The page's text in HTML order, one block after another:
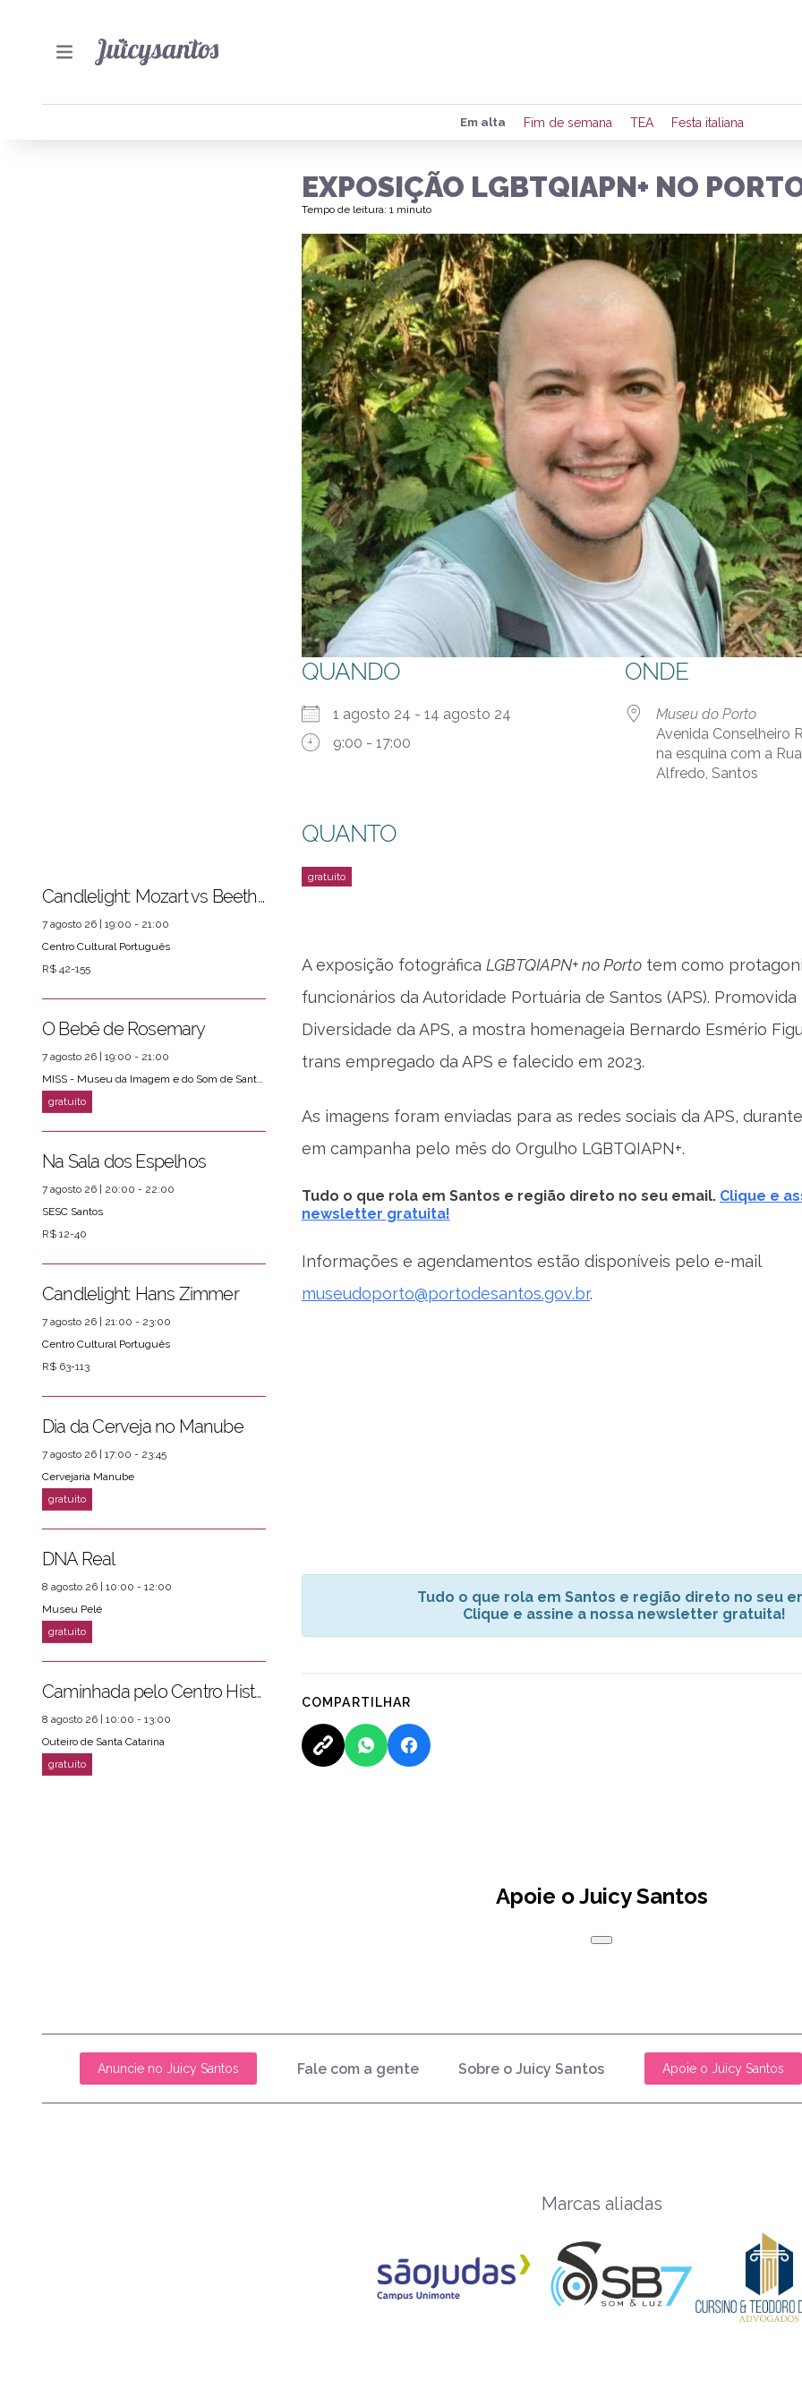
Preencha seus dados para
de eventos e notícias da
Quero
Em alta Fim de semana TEA Festa italiana
EXPOSIÇÃO LGBTQIAPN+ NO
Tempo de leitura: 1 minuto
QUANDO
1 agosto 24 - 14 agosto 24
9:00 - 17:00
ONDE
Museu do Porto
Avenida Conselheiro
na esquina com a
Alfredo, Santos
QUANTO
A exposição fotográfica LGBTQIAPN+ no Porto tem como
funcionários da Autoridade Portuária de Santos (APS).
Diversidade da APS, a mostra homenageia Bernardo Esmério
trans empregado da APS e falecido em 2023.
As imagens foram enviadas para as redes sociais da APS,
em campanha pelo mês do Orgulho LGBTQIAPN+.
Tudo o que rola em Santos e região direto no seu email. Clique e
newsletter gratuita!
Informações e agendamentos estão disponíveis pelo e-mail
museudoporto@portodesantos.gov.br.
Tudo o que rola em Santos e região direto no seu
Clique e assine a nossa newsletter gratuita!
COMPARTILHAR
Candlelight: Mozart vs Beethoven
7 agosto 26 | 19:00 - 21:00
Centro Cultural Português
R$ 42-155
O Bebê de Rosemary
7 agosto 26 | 19:00 - 21:00
MISS - Museu da Imagem e do Som de Santos
Na Sala dos Espelhos
7 agosto 26 | 20:00 - 22:00
SESC Santos
R$ 12-40
Candlelight: Hans Zimmer
7 agosto 26 | 21:00 - 23:00
Centro Cultural Português
R$ 63-113
Dia da Cerveja no Manube
7 agosto 26 | 17:00 - 23:45
Cervejaria Manube
DNA Real
8 agosto 26 | 10:00 - 12:00
Museu Pelé
Caminhada pelo Centro Histórico
8 agosto 26 | 10:00 - 13:00
Outeiro de Santa Catarina
Apoie o Juicy Santos
Anuncie no Juicy Santos Fale com a gente Sobre o Juicy Santos Apoie o Juicy Santos
Marcas aliadas